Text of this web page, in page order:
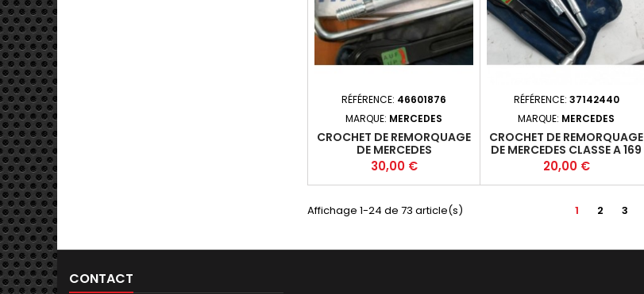
RÉFÉRENCE: 46601876
MARQUE: MERCEDES
CROCHET DE REMORQUAGE
DE MERCEDES
Prix
30,00 €
RÉFÉRENCE: 37142440
MARQUE: MERCEDES
CROCHET DE REMORQUAGE
DE MERCEDES CLASSE A 169
PHASE 1
Prix
20,00 €
Affichage 1-24 de 73 article(s) 1 2 3
CONTACT